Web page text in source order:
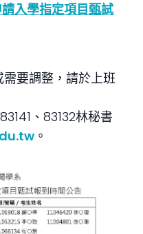
入學指定項目甄試
要調整，請於上班
、83132林秘書
。